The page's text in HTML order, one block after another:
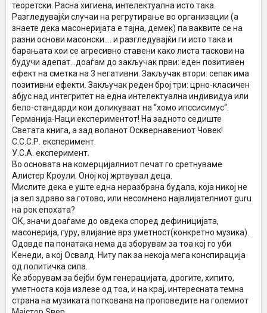
теоретски. Расна хигиена, интелектуална исто така.
Разгледувајќи случаи на регрутирање во организации (а
знаете дека масонеријата е тајна, демек) па ваквите се на
разни основи масонски.... и разгледувајќи ги исто така и
барањата кои се агресивно ставени како листа таскови на
будучи адепат...доаѓам до закључак први: еден позитивен
ефект на сметка на 3 негативни. Закључак втори: сепак има
позитивни ефекти. Закључак реден број три: црно-класичен
абјус над интегритет на една интелектуална индивидуа или
бело-стандарди кои доликуваат на “хомо ипссисимус“.
Германија-Наци експериментот! На задното седиште
Светата книга, а зад воланот Осквернавениот Човек!
С.С.С.Р. експеримент.
У.С.А. експеримент.
Во основата на комерцијалниот печат го сретнуваме
Алистер Кроули. Оној кој жртвувал деца.
Мислите дека е уште една неразбрана будала, која никој не
ја зел здраво за готово, или несомнено највлијателниот guru
на рок епохата?
ОК, значи доаѓаме до овдека според дефиницијата,
масонерија, гуру, влијание врз уметност(конкретно музика).
Одовде па понатака нема да зборувам за тоа кој го уби
Кенеди, а кој Освалд. Ниту пак за некоја мега конспирација
од политичка сила.
Ќе зборувам за бејби бум генерацијата, дрогите, хипито,
уметноста која излезе од тоа, и на крај, интересната темна
страна на музиката поткована на проповедите на големиот